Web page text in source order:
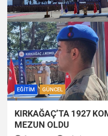
EĞITIM GÜNCEL
KIRKAĞAÇ’TA 1927
MEZUN OLDU